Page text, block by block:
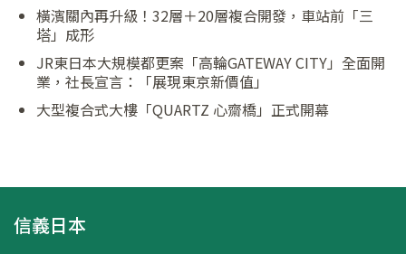
橫濱關內再升級！32層＋20層複合開發，車站前「三
塔」成形
JR東日本大規模都更案「高輪GATEWAY CITY」全面開
業，社長宣言：「展現東京新價值」
大型複合式大樓「QUARTZ 心齋橋」正式開幕
信義日本